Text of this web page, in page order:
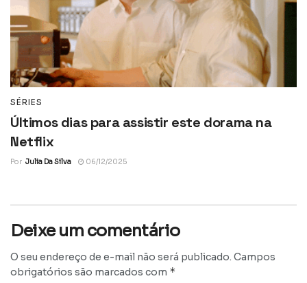
SÉRIES
Últimos dias para assistir este dorama na
Netflix
Por Julia Da Silva 06/12/2025
Deixe um comentário
O seu endereço de e-mail não será publicado. Campos
obrigatórios são marcados com *